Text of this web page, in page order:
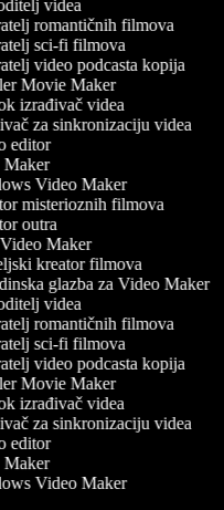
videa
romantičnih filmova
sci-fi filmova
video podcasta kopija
Movie Maker
izrađivač videa
za sinkronizaciju videa
editor
Video Maker
misterioznih filmova
outra
Maker
kreator filmova
glazba za Video Maker
videa
romantičnih filmova
sci-fi filmova
video podcasta kopija
Movie Maker
izrađivač videa
za sinkronizaciju videa
editor
Video Maker